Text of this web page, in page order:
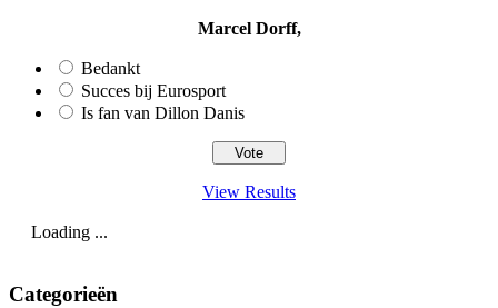
Marcel Dorff,
Bedankt
Succes bij Eurosport
Is fan van Dillon Danis
View Results
Loading ...
Categorieën